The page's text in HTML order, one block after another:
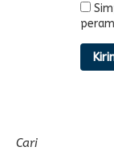
Cari